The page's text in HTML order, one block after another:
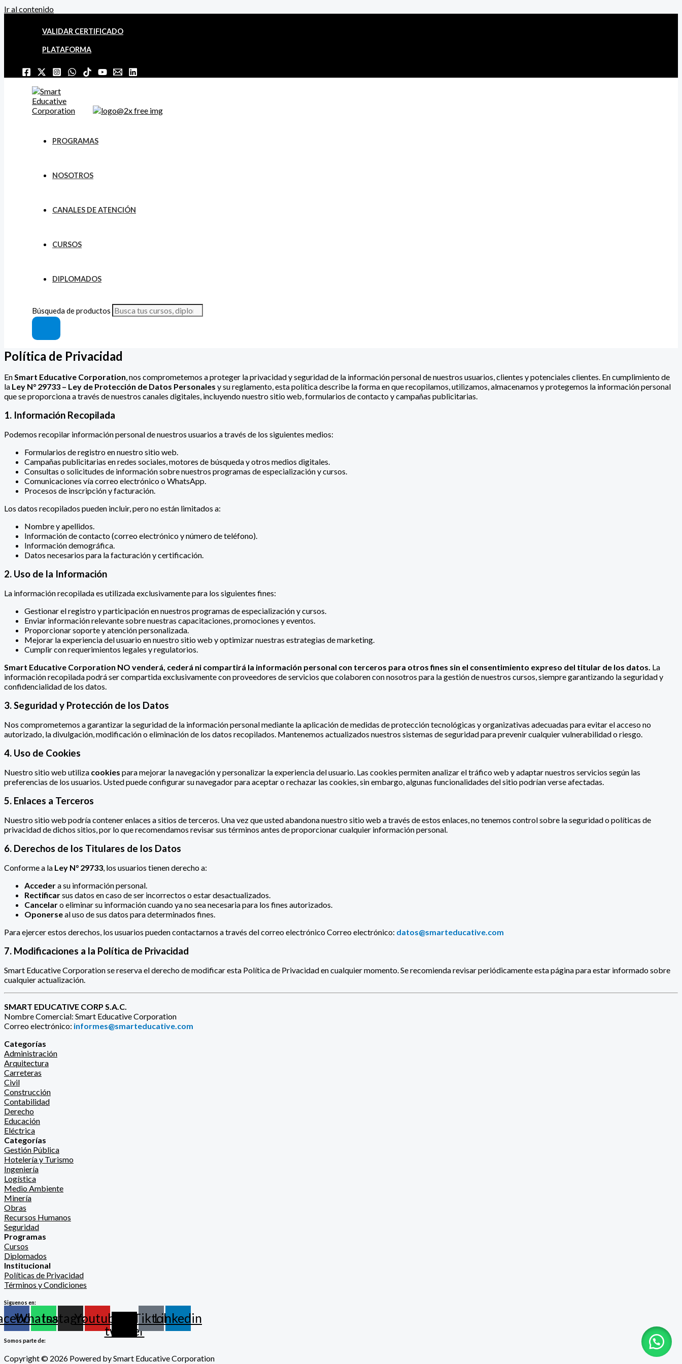
Ir al contenido
VALIDAR CERTIFICADO
PLATAFORMA
PROGRAMAS
NOSOTROS
CANALES DE ATENCIÓN
CURSOS
DIPLOMADOS
Búsqueda de productos
Política de Privacidad
EnSmart Educative Corporation, nos comprometemos a proteger la privacidad y seguridad de la información personal de nuestros usuarios, clientes y potenciales clientes. En cumplimiento de
la Ley N° 29733 – Ley de Protección de Datos Personales y su reglamento, esta política describe la forma en que recopilamos, utilizamos, almacenamos y protegemos la información personal
que se proporciona a través de nuestros canales digitales, incluyendo nuestro sitio web, formularios de contacto y campañas publicitarias.
1. Información Recopilada
Podemos recopilar información personal de nuestros usuarios a través de los siguientes medios:
Formularios de registro en nuestro sitio web.
Campañas publicitarias en redes sociales, motores de búsqueda y otros medios digitales.
Consultas o solicitudes de información sobre nuestros programas de especialización y cursos.
Comunicaciones vía correo electrónico o WhatsApp.
Procesos de inscripción y facturación.
Los datos recopilados pueden incluir, pero no están limitados a:
Nombre y apellidos.
Información de contacto (correo electrónico y número de teléfono).
Información demográfica.
Datos necesarios para la facturación y certificación.
2. Uso de la Información
La información recopilada es utilizada exclusivamente para los siguientes fines:
Gestionar el registro y participación en nuestros programas de especialización y cursos.
Enviar información relevante sobre nuestras capacitaciones, promociones y eventos.
Proporcionar soporte y atención personalizada.
Mejorar la experiencia del usuario en nuestro sitio web y optimizar nuestras estrategias de marketing.
Cumplir con requerimientos legales y regulatorios.
Smart Educative Corporation NO venderá, cederá ni compartirá la información personal con terceros para otros fines sin el consentimiento expreso del titular de los datos. La
información recopilada podrá ser compartida exclusivamente con proveedores de servicios que colaboren con nosotros para la gestión de nuestros cursos, siempre garantizando la seguridad y
confidencialidad de los datos.
3. Seguridad y Protección de los Datos
Nos comprometemos a garantizar la seguridad de la información personal mediante la aplicación de medidas de protección tecnológicas y organizativas adecuadas para evitar el acceso no
autorizado, la divulgación, modificación o eliminación de los datos recopilados. Mantenemos actualizados nuestros sistemas de seguridad para prevenir cualquier vulnerabilidad o riesgo.
4. Uso de Cookies
Nuestro sitio web utiliza cookies para mejorar la navegación y personalizar la experiencia del usuario. Las cookies permiten analizar el tráfico web y adaptar nuestros servicios según las
preferencias de los usuarios. Usted puede configurar su navegador para aceptar o rechazar las cookies, sin embargo, algunas funcionalidades del sitio podrían verse afectadas.
5. Enlaces a Terceros
Nuestro sitio web podría contener enlaces a sitios de terceros. Una vez que usted abandona nuestro sitio web a través de estos enlaces, no tenemos control sobre la seguridad o políticas de
privacidad de dichos sitios, por lo que recomendamos revisar sus términos antes de proporcionar cualquier información personal.
6. Derechos de los Titulares de los Datos
Conforme a la Ley N° 29733, los usuarios tienen derecho a:
Accedera su información personal.
Rectificarsus datos en caso de ser incorrectos o estar desactualizados.
Cancelaro eliminar su información cuando ya no sea necesaria para los fines autorizados.
Oponerseal uso de sus datos para determinados fines.
Para ejercer estos derechos, los usuarios pueden contactarnos a través del correo electrónico Correo electrónico: datos@smarteducative.com
7. Modificaciones a la Política de Privacidad
Smart Educative Corporation se reserva el derecho de modificar esta Política de Privacidad en cualquier momento. Se recomienda revisar periódicamente esta página para estar informado sobre
cualquier actualización.
SMART EDUCATIVE CORP S.A.C.
Nombre Comercial: Smart Educative Corporation
Correo electrónico: informes@smarteducative.com
Categorías
Administración
Arquitectura
Carreteras
Civil
Construcción
Contabilidad
Derecho
Educación
Eléctrica
Categorías
Gestión Pública
Hotelería y Turismo
Ingeniería
Logística
Medio Ambiente
Minería
Obras
Recursos Humanos
Seguridad
Programas
Cursos
Diplomados
Institucional
Políticas de Privacidad
Términos y Condiciones
Siguenos en:
Whatsapp
Instagram
Youtube
twitter
TiktokLinkedin
Somos parte de:
Copyright © 2026 Powered by Smart Educative Corporation